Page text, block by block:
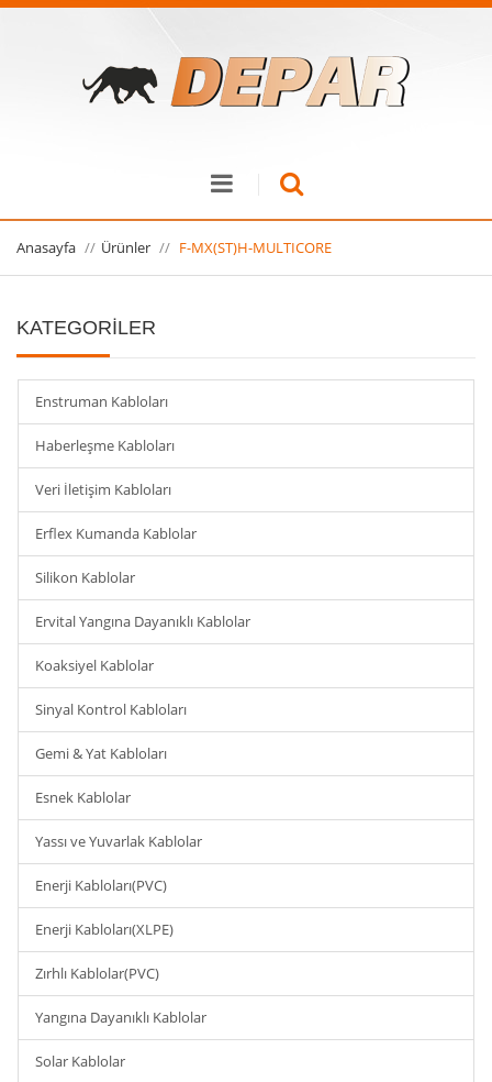
Anasayfa Ürünler F-MX(ST)H-MULTICORE
KATEGORİLER
Enstruman Kabloları
Haberleşme Kabloları
Veri İletişim Kabloları
Erflex Kumanda Kablolar
Silikon Kablolar
Ervital Yangına Dayanıklı Kablolar
Koaksiyel Kablolar
Sinyal Kontrol Kabloları
Gemi & Yat Kabloları
Esnek Kablolar
Yassı ve Yuvarlak Kablolar
Enerji Kabloları(PVC)
Enerji Kabloları(XLPE)
Zırhlı Kablolar(PVC)
Yangına Dayanıklı Kablolar
Solar Kablolar